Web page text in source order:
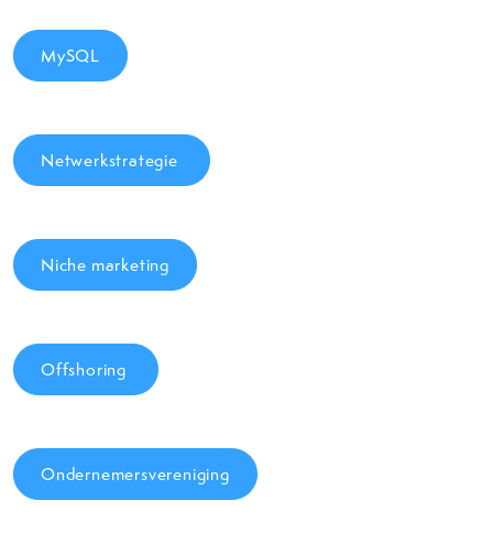
MySQL
Netwerkstrategie
Niche marketing
Offshoring
Ondernemersvereniging